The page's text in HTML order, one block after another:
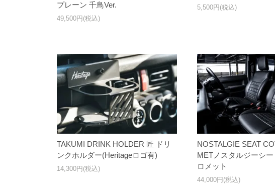
プレーン 千鳥Ver.
49,500円(税込)
5,500円(税込)
TAKUMI DRINK HOLDER 匠 ドリ
ンクホルダー(Heritageロゴ有)
14,300円(税込)
NOSTALGIE SEAT
METノスタルジーシ
ロメット
44,000円(税込)